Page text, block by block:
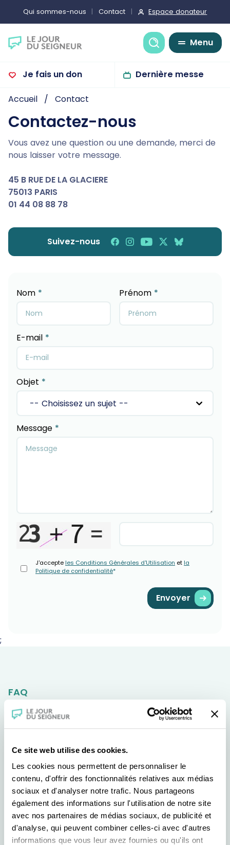
Ce site web utilise des cookies.
Les cookies nous permettent de personnaliser le
contenu, d'offrir des fonctionnalités relatives aux médias
sociaux et d'analyser notre trafic. Nous partageons
également des informations sur l'utilisation de notre site
avec nos partenaires de médias sociaux, de publicité et
d'analyse, qui peuvent combiner celles-ci avec d'autres
informations que vous leur avez fournies ou qu'ils ont
Qui sommes-nous Contact Espace donateur
Recherche
Menu
Je fais un don Dernière messe
Accueil Contact
Contactez-nous
Vous avez une question ou une demande, merci de
nous laisser votre message.
45 B RUE DE LA GLACIERE
75013 PARIS
01 44 08 88 78
Suivez-nous sur
Facebook
sur
Instagram
sur
YouTube
sur
X
sur
Nom * Prénom *
E-mail *
Objet *
Message *
J'accepte les Conditions Générales d'Utilisation et la
Politique de confidentialité*
Envoyer
;
FAQ
Pour aller plus loin
Comment faire un don au CFRT/Le Jour du
Seigneur ?
Puis-je revoir les messes diffusées à la
télévision ?